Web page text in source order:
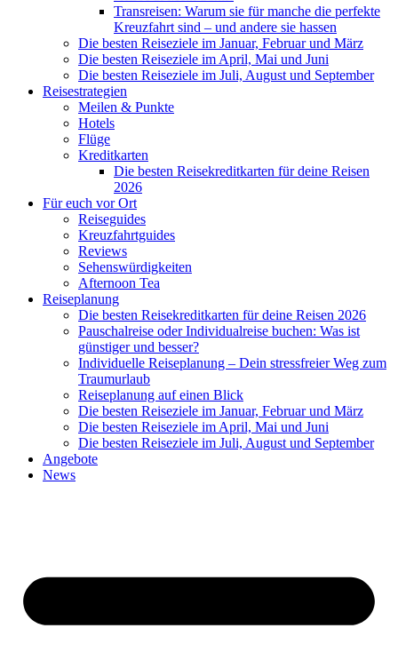
Transreisen: Warum sie für manche die perfekte
Kreuzfahrt sind – und andere sie hassen
Die besten Reiseziele im Januar, Februar und März
Die besten Reiseziele im April, Mai und Juni
Die besten Reiseziele im Juli, August und September
Reisestrategien
Meilen & Punkte
Hotels
Flüge
Kreditkarten
Die besten Reisekreditkarten für deine Reisen
2026
Für euch vor Ort
Reiseguides
Kreuzfahrtguides
Reviews
Sehenswürdigkeiten
Afternoon Tea
Reiseplanung
Die besten Reisekreditkarten für deine Reisen 2026
Pauschalreise oder Individualreise buchen: Was ist
günstiger und besser?
Individuelle Reiseplanung – Dein stressfreier Weg zum
Traumurlaub
Reiseplanung auf einen Blick
Die besten Reiseziele im Januar, Februar und März
Die besten Reiseziele im April, Mai und Juni
Die besten Reiseziele im Juli, August und September
Angebote
News